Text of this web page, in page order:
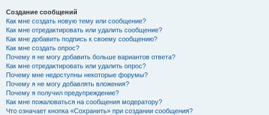
Создание сообщений
Как мне создать новую тему или сообщение?
Как мне отредактировать или удалить сообщение?
Как мне добавить подпись к своему сообщению?
Как мне создать опрос?
Почему я не могу добавить больше вариантов ответа?
Как мне отредактировать или удалить опрос?
Почему мне недоступны некоторые форумы?
Почему я не могу добавлять вложения?
Почему я получил предупреждение?
Как мне пожаловаться на сообщения модератору?
Что означает кнопка «Сохранить» при создании сообщения?